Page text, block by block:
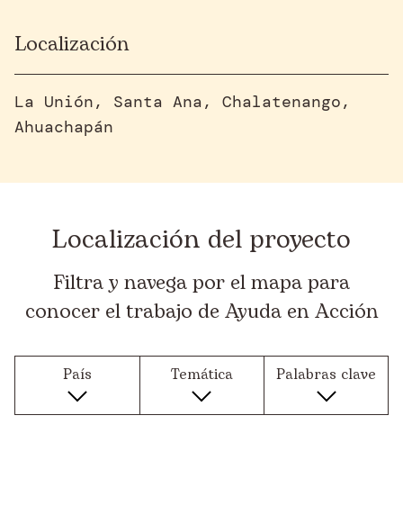
Localización
La Unión, Santa Ana, Chalatenango,
Ahuachapán
Localización del proyecto
Filtra y navega por el mapa para
conocer el trabajo de Ayuda en Acción
País Temática Palabras clave